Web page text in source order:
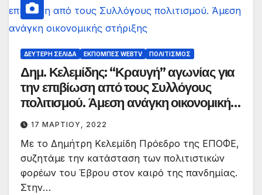
ΔΕΎΤΕΡΗ ΣΕΛΊΔΑ ΕΚΠΟΜΠΈΣ WEBTV ΠΟΛΙΤΙΣΜΌΣ
Δημ. Κελεμίδης: “Κραυγή” αγωνίας για
την επιβίωση από τους Συλλόγους
πολιτισμού. Άμεση ανάγκη οικονομικής
στήριξης
17 ΜΑΡΤΊΟΥ, 2022
Με το Δημήτρη Κελεμίδη Πρόεδρο της ΕΠΟΦΕ,
συζητάμε την κατάσταση των πολιτιστικών
φορέων του Έβρου στον καιρό της πανδημίας.
Στην…